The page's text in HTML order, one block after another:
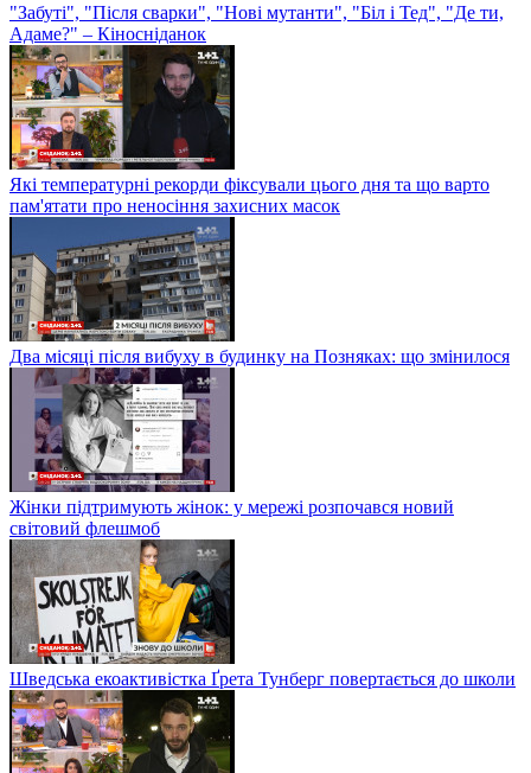
"Забуті", "Після сварки", "Нові мутанти", "Біл і Тед", "Де ти,
Адаме?" – Кіносніданок
Які температурні рекорди фіксували цього дня та що варто
пам'ятати про неносіння захисних масок
Два місяці після вибуху в будинку на Позняках: що змінилося
Жінки підтримують жінок: у мережі розпочався новий
світовий флешмоб
Шведська екоактивістка Ґрета Тунберг повертається до школи